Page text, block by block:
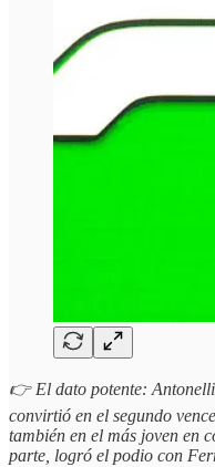
👉 El dato potente:
convirtió en el segundo
también en el más joven en
parte, logró el podio con